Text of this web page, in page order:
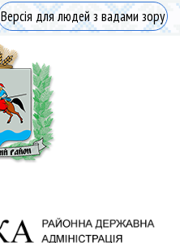
Версія для людей з вадами зору